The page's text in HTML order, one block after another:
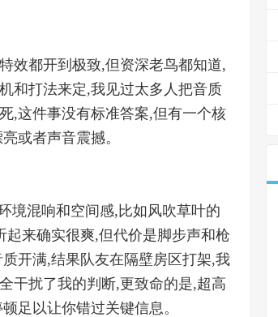
效都开到极致,但资深老鸟都知道,
和打法来定,我见过太多人把音质
,这件事没有标准答案,但有一个核
或者声音震撼。
境混响和空间感,比如风吹草叶的
来确实很爽,但代价是脚步声和枪
开满,结果队友在隔壁房区打架,我
干扰了我的判断,更致命的是,超高
足以让你错过关键信息。